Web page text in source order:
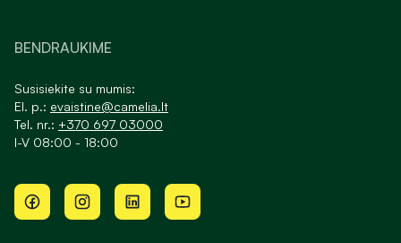
BENDRAUKIME
Susisiekite su mumis:
El. p.: evaistine@camelia.lt
Tel. nr.: +370 697 03000
I-V 08:00 - 18:00